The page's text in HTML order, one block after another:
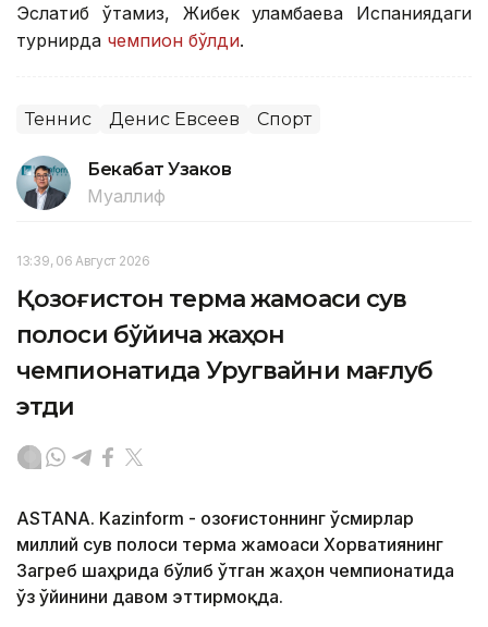
Эслатиб ўтамиз, Жибек Қуламбаева Испаниядаги
турнирда чемпион бўлди.
Теннис Денис Евсеев Спорт
Бекабат Узаков
Муаллиф
13:39, 06 Август 2026
Қозоғистон терма жамоаси сув
полоси бўйича жаҳон
чемпионатида Уругвайни мағлуб
этди
ASTANA. Kazinform - Қозоғистоннинг ўсмирлар
миллий сув полоси терма жамоаси Хорватиянинг
Загреб шаҳрида бўлиб ўтган жаҳон чемпионатида
ўз ўйинини давом эттирмоқда.